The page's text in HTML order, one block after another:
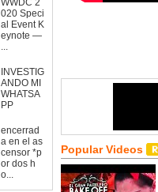
WWDC 2
020 Speci
al Event K
eynote —
...
INVESTIG
ANDO MI
WHATSA
PP
encerrad
a en el as
censor *p
or dos h
o...
Popular Videos